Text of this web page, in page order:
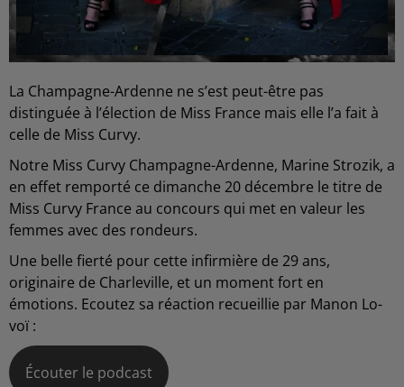
La Champagne-Ardenne ne s’est peut-être pas
distinguée à l’élection de Miss France mais elle l’a fait à
celle de Miss Curvy.
Notre Miss Curvy Champagne-Ardenne, Marine Strozik, a
en effet remporté ce dimanche 20 décembre le titre de
Miss Curvy France au concours qui met en valeur les
femmes avec des rondeurs.
Une belle fierté pour cette infirmière de 29 ans,
originaire de Charleville, et un moment fort en
émotions. Ecoutez sa réaction recueillie par Manon Lo-
voï :
Écouter le podcast